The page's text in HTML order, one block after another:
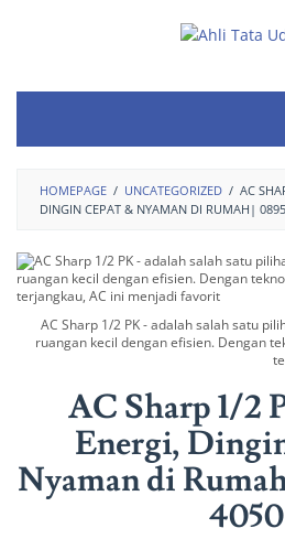
HOMEPAGE / UNCATEGORIZED / AC
DINGIN CEPAT & NYAMAN DI RUMAH|
AC Sharp 1/2 PK - adalah salah satu
ruangan kecil dengan efisien. Dengan
AC Sharp 1/2
Energi,
Nyaman di
4050